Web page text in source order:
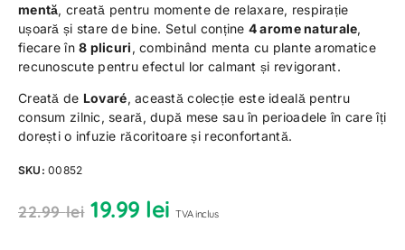
mentă, creată pentru momente de relaxare, respirație
ușoară și stare de bine. Setul conține 4 arome naturale,
fiecare în8 plicuri , combinând menta cu plante aromatice
recunoscute pentru efectul lor calmant și revigorant.
Creată de Lovaré, această colecție este ideală pentru
consum zilnic, seară, după mese sau în perioadele în care îți
dorești o infuzie răcoritoare și reconfortantă.
SKU:00852
22.99lei 19.99 lei TVA inclus